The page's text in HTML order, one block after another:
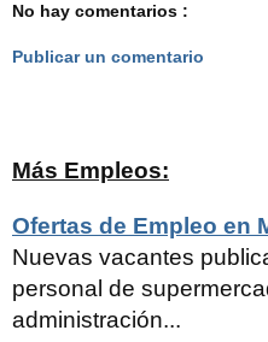
No hay comentarios :
Publicar un comentario
Más Empleos:
Ofertas de Empleo en
Nuevas vacantes
personal de
administración...